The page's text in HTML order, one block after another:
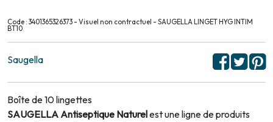
Code : 3401365326373 - Visuel non contractuel - SAUGELLA LINGET HYG INTIM
BT10
Saugella
Boîte de 10 lingettes
SAUGELLA Antiseptique Naturelest une ligne de produits